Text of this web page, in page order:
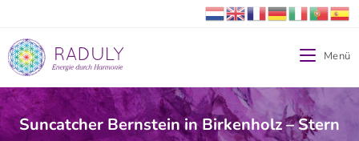
Menü
Suncatcher Bernstein in Birkenholz – Stern